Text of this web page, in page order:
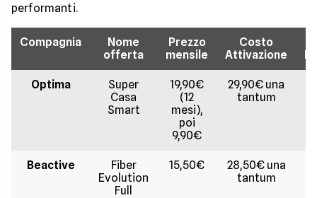
performanti.
Compagnia
Nome
offerta
Prezzo
mensile
Costo
Attivazione
Optima
Super
Casa
Smart
19,90€
(12
mesi),
poi
9,90€
29,90€ una
tantum
Beactive
Fiber
Evolution
Full
15,50€
28,50€ una
tantum